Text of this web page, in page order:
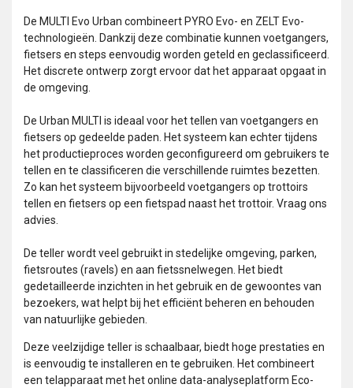
De MULTI Evo Urban combineert PYRO Evo- en ZELT Evo-
technologieën. Dankzij deze combinatie kunnen voetgangers,
fietsers en steps eenvoudig worden geteld en geclassificeerd.
Het discrete ontwerp zorgt ervoor dat het apparaat opgaat in
de omgeving.
De Urban MULTI is ideaal voor het tellen van voetgangers en
fietsers op gedeelde paden. Het systeem kan echter tijdens
het productieproces worden geconfigureerd om gebruikers te
tellen en te classificeren die verschillende ruimtes bezetten.
Zo kan het systeem bijvoorbeeld voetgangers op trottoirs
tellen en fietsers op een fietspad naast het trottoir. Vraag ons
advies.
De teller wordt veel gebruikt in stedelijke omgeving, parken,
fietsroutes (ravels) en aan fietssnelwegen. Het biedt
gedetailleerde inzichten in het gebruik en de gewoontes van
bezoekers, wat helpt bij het efficiënt beheren en behouden
van natuurlijke gebieden.
Deze veelzijdige teller is schaalbaar, biedt hoge prestaties en
is eenvoudig te installeren en te gebruiken. Het combineert
een telapparaat met het online data-analyseplatform Eco-